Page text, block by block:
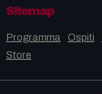
Sitemap
Programma Ospiti
Store